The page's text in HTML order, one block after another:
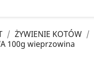
ŻYWIENIE KOTÓW
100g wieprzowina